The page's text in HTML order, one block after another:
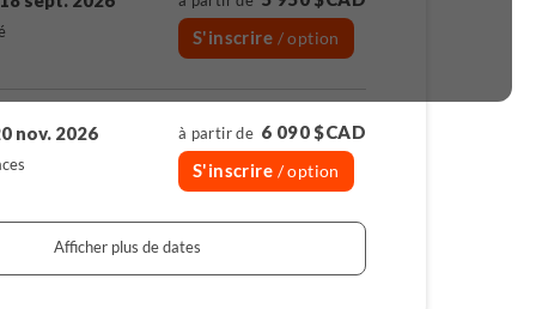
S'inscrire / option
nov. 2026 à partir de 6 090 $CAD
S'inscrire / option
Afficher plus de dates